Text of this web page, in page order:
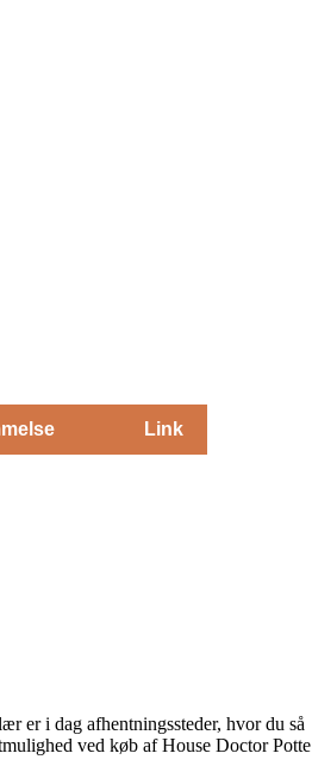
Link
er i dag afhentningssteder, hvor du så
ved køb af House Doctor Potte